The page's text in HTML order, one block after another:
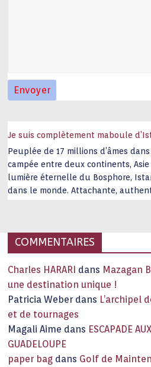
Je suis complètement maboule
Peuplée de 17 millions d’âmes
campée entre deux continents,
lumière éternelle du Bosphore,
dans le monde. Attachante,
COMMENTAIRES
Charles HARARI dans Mazagan
une destination unique !
Patricia Weber dans L’archipel
et de tournages
Magali Aime dans ESCAPADE
GUADELOUPE
paper bag dans Golf de